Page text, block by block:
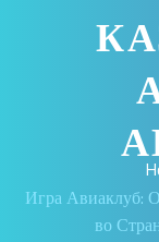
Игра Авиаклуб:
во